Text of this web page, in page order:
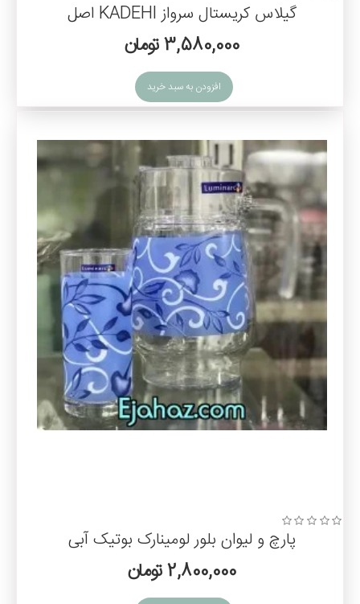
گیلاس کریستال سرواز KADEHI اصل
3,580,000 تومان
افزودن به سبد خرید
پارچ و لیوان بلور لومینارک بوتیک آبی
2,800,000 تومان